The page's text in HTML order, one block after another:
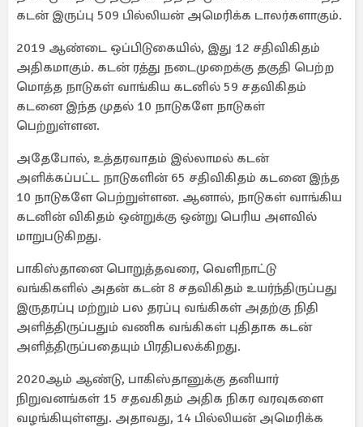
கடன் இருப்பு 509 பில்லியன் அமெரிக்க டாலர்களாகும்.
2019 ஆண்டை ஒப்பிடுகையில், இது 12 சதிவிகிதம்
அதிகமாகும். கடன் ரத்து நடைமுறைக்கு தகுதி பெற்ற
மொத்த நாடுகள் வாங்கிய கடனில் 59 சதவிகிதம்
கடனை இந்த முதல் 10 நாடுகளே நாடுகள்
பெற்றுள்ளன.
அதேபோல், உத்தரவாதம் இல்லாமல் கடன்
அளிக்கப்பட்ட நாடுகளின் 65 சதிவிகிதம் கடனை இந்த
10 நாடுகளே பெற்றுள்ளன. ஆனால், நாடுகள் வாங்கிய
கடனின் விகிதம் ஒன்றுக்கு ஒன்று பெரிய அளவில்
மாறுபடுகிறது.
பாகிஸ்தானை பொறுத்தவரை, வெளிநாட்டு
வங்கிகளில் அதன் கடன் 8 சதவிகிதம் உயர்ந்திருப்பது
இருதரப்பு மற்றும் பல தரப்பு வங்கிகள் அதற்கு நிதி
அளித்திருப்பதும் வணிக வங்கிகள் புதிதாக கடன்
அளித்திருப்பதையும் பிரதிபலக்கிறது.
2020ஆம் ஆண்டு, பாகிஸ்தானுக்கு தனியார்
நிறுவனங்கள் 15 சதவகிதம் அதிக நிகர வரவுகளை
வழங்கியுள்ளது. அதாவது, 14 பில்லியன் அமெரிக்க